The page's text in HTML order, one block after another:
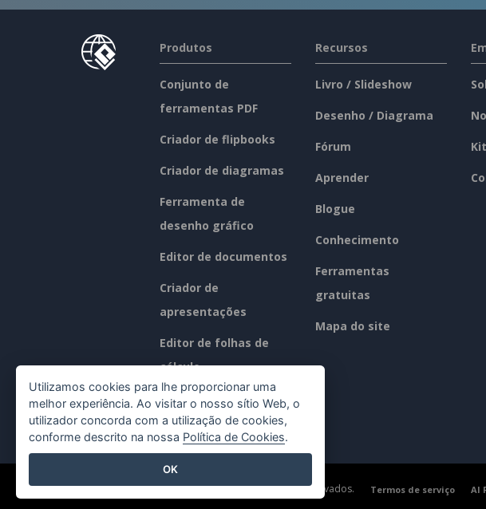
Produtos
Conjunto de
ferramentas PDF
Criador de flipbooks
Criador de diagramas
Ferramenta de
desenho gráfico
Editor de documentos
Criador de
apresentações
Editor de folhas de
cálculo
Preços
Recursos
Livro / Slideshow
Desenho / Diagrama
Fórum
Aprender
Blogue
Conhecimento
Ferramentas
gratuitas
Mapa do site
©2026 by Visual Paradigm. Todos os direitos reservados. Termos de serviço AI
Utilizamos cookies para lhe proporcionar uma
melhor experiência. Ao visitar o nosso sítio Web, o
utilizador concorda com a utilização de cookies,
conforme descrito na nossa Política de Cookies.
OK